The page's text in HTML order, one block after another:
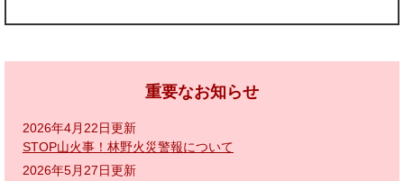
重要なお知らせ
2026年4月22日更新
STOP山火事！林野火災警報について
2026年5月27日更新